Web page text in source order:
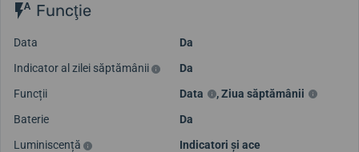
Funcţie
Data
Da
Indicator al zilei săptămânii
Da
Funcții
Data ,Ziua săptămânii
Baterie
Da
Luminiscență
Indicatori și ace